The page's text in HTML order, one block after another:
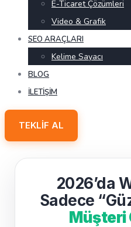
E-Ticaret Çözümleri
Video & Grafik
SEO ARAÇLARI
Kelime Sayacı
BLOG
İLETIŞIM
TEKLIF AL
2026’da
Sadece
Müşteri